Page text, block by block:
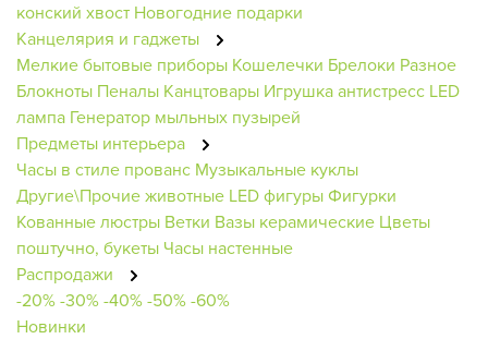
конский хвост Новогодние подарки
Канцелярия и гаджеты
Мелкие бытовые приборы Кошелечки Брелоки Разное
Блокноты Пеналы Канцтовары Игрушка антистресс LED
лампа Генератор мыльных пузырей
Предметы интерьера
Часы в стиле прованс Музыкальные куклы
Другие\Прочие животные LED фигурыФигурки
Кованные люстры Ветки Вазы керамические Цветы
поштучно, букеты Часы настенные
Распродажи
-20%-30%-40%-50%-60%
Новинки